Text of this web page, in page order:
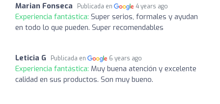
Marian Fonseca Publicada en 4 years ago
Experiencia fantástica: Super serios, formales y ayudan
en todo lo que pueden. Super recomendables
Leticia G Publicada en 6 years ago
Experiencia fantástica: Muy buena atención y excelente
calidad en sus productos. Son muy bueno.